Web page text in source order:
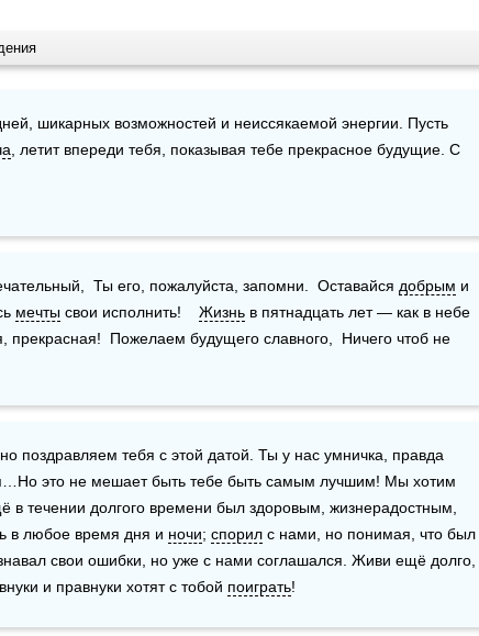
шикарных возможностей и неиссякаемой энергии. Пусть
, летит впереди тебя, показывая тебе прекрасное будущие. С
Ты его, пожалуйста, запомни.  Оставайся добрым и
мечты свои исполнить! Жизнь в пятнадцать лет — как в небе
прекрасная!  Пожелаем будущего славного,  Ничего чтоб не
поздравляем тебя с этой датой. Ты у нас умничка, правда
это не мешает быть тебе быть самым лучшим! Мы хотим
в течении долгого времени был здоровым, жизнерадостным,
в любое время дня и ночи; спорил с нами, но понимая, что был
свои ошибки, но уже с нами соглашался. Живи ещё долго,
и правнуки хотят с тобой поиграть!